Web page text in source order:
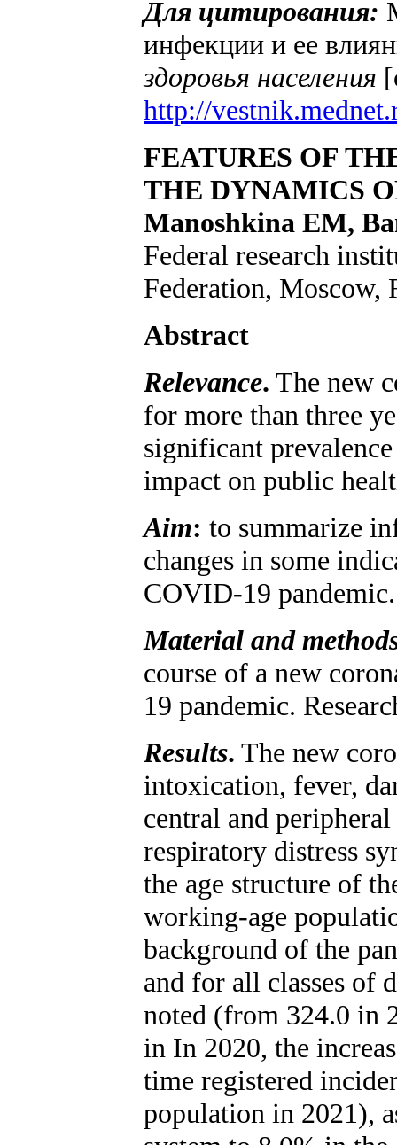
Для цитирования:
инфекции и ее
здоровья населения
http://
FEATURES OF
THE DYNAMICS
Manoshkina EM,
Federal research
Federation, Moscow,
Abstract
Relevance. The new
for more than three
significant
impact on public
Aim: to summarize
changes in some
COVID-19 pandemic.
Material and
course of a new
19 pandemic.
Results. The new
intoxication, fever,
central and
respiratory distress
the age structure of
working-age
background of the
and for all classes of
noted (from 324.0 in
in In 2020, the
time registered
population in 2021),